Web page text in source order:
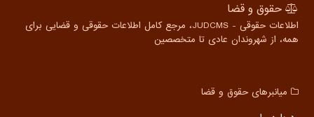
حقوق و قضا
اطلاعات حقوقی - JUDCMS، مرجع کامل اطلاعات حقوقی و قضایی برای
همه، از شهروندان عادی تا متخصصین
میانبرهای حقوق و قضا